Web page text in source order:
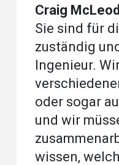
Craig
Sie sind für
zuständig
Ingenieur.
oder sogar
und wir
wissen,